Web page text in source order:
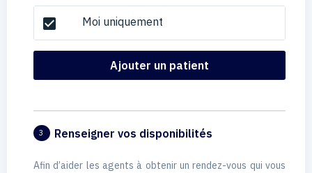
check_box Moi uniquement
Ajouter un patient
3 Renseigner vos disponibilités
Afin d’aider les agents à obtenir un rendez-vous qui vous